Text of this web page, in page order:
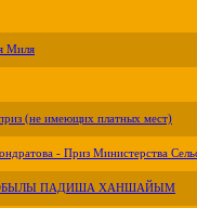
Миля
(не имеющих платных мест)
- Приз Министерства
ПАДИША ХАНШАЙЫМ